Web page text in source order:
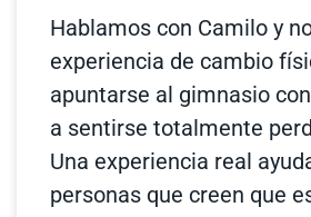
Hablamos con Camilo y
experiencia de cambio
apuntarse al gimnasio
a sentirse totalmente
Una experiencia real
personas que creen que